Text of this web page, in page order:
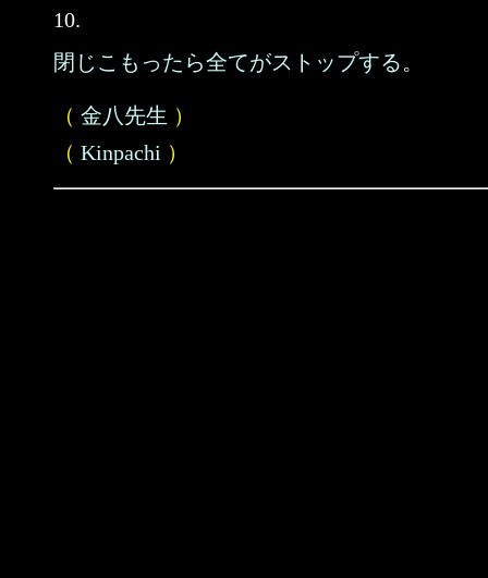
10.
閉じこもったら全てがストップする。
（ 金八先生 ）
（ Kinpachi ）